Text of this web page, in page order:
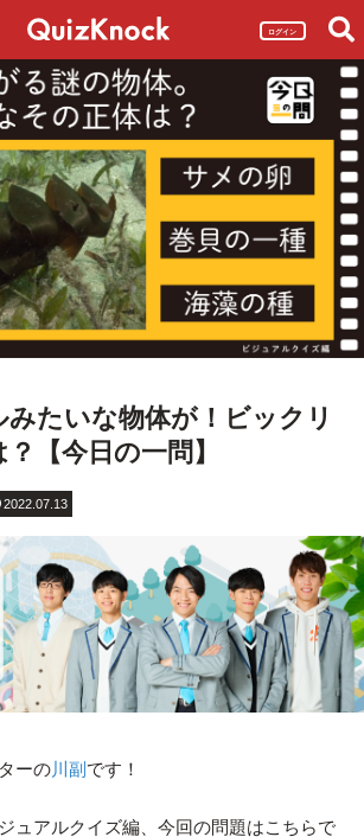
ログイン
たいな物体が！ビックリ
【今日の一問】
2022.07.13
ーの川副 です！
ュアルクイズ編、今回の問題はこちらで